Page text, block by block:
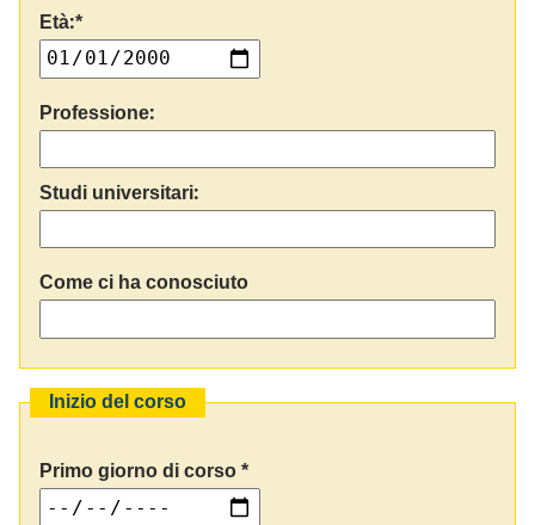
Età:*
Professione:
Studi universitari:
Come ci ha conosciuto
Inizio del corso
Primo giorno di corso *